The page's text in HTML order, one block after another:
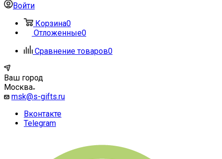
Войти
Корзина0
Отложенные0
Сравнение товаров0
Ваш город
Москва
msk@s-gifts.ru
Вконтакте
Telegram